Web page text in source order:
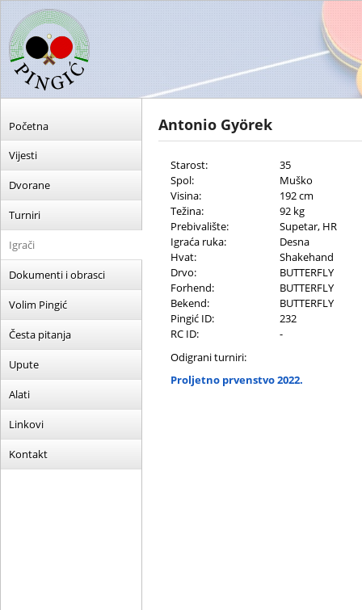
Početna
Vijesti
Dvorane
Turniri
Igrači
Dokumenti i obrasci
Volim Pingić
Česta pitanja
Upute
Alati
Linkovi
Kontakt
Antonio Györek
Starost:
35
Spol:
Muško
Visina:
192 cm
Težina:
92 kg
Prebivalište:
Supetar, HR
Igraća ruka:
Desna
Hvat:
Shakehand
Drvo:
BUTTERFLY
Forhend:
BUTTERFLY
Bekend:
BUTTERFLY
Pingić ID:
232
RC ID:
-
Odigrani turniri:
Proljetno prvenstvo 2022.